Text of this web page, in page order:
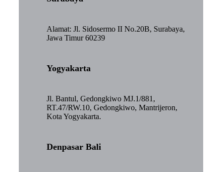
Alamat: Jl. Sidosermo II No.20B, Surabaya,
Jawa Timur 60239
Yogyakarta
Jl. Bantul, Gedongkiwo MJ.1/881,
RT.47/RW.10, Gedongkiwo, Mantrijeron,
Kota Yogyakarta.
Denpasar Bali